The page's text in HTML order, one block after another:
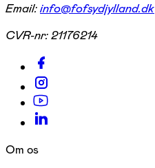
Email:info@fofsydjylland.dk
CVR-nr:21176214
Om os